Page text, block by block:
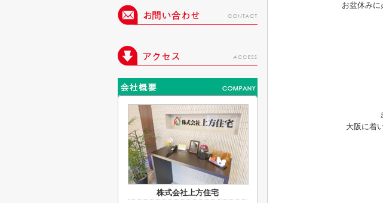
お盆休みに
大阪に着
株式会社上方住宅